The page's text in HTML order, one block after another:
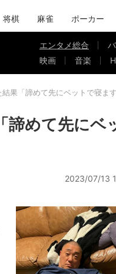
将棋 麻雀 ポーカー
エンタメ総合
映画
音楽
果「諦めて先にベットで寝ます
諦めて先にベ
2023/07/13